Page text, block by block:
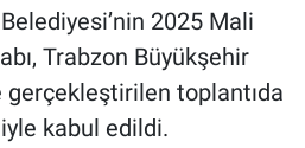
2025 Mali
Trabzon Büyükşehir
gerçekleştirilen toplantıda
kabul edildi.